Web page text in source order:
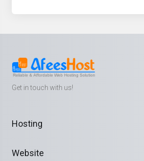
Get in touch with us!
Hosting
Website